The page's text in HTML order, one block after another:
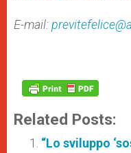
E-mail:
Related Posts:
“Lo sviluppo